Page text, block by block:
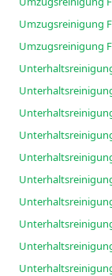
Umzugsreinigung
Umzugsreinigung